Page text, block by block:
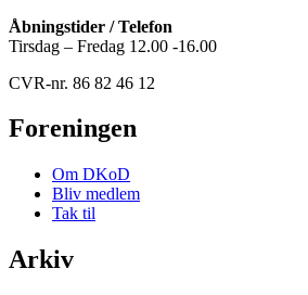
Åbningstider / Telefon
Tirsdag – Fredag 12.00 -16.00
CVR-nr. 86 82 46 12
Foreningen
Om DKoD
Bliv medlem
Tak til
Arkiv